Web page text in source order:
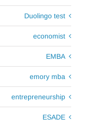
Duolingo test
economist
EMBA
emory mba
entrepreneurship
ESADE